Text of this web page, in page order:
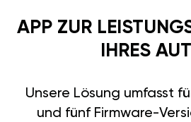
APP ZUR
IHRES
Unsere Lösung umfasst
und fünf Firmware-